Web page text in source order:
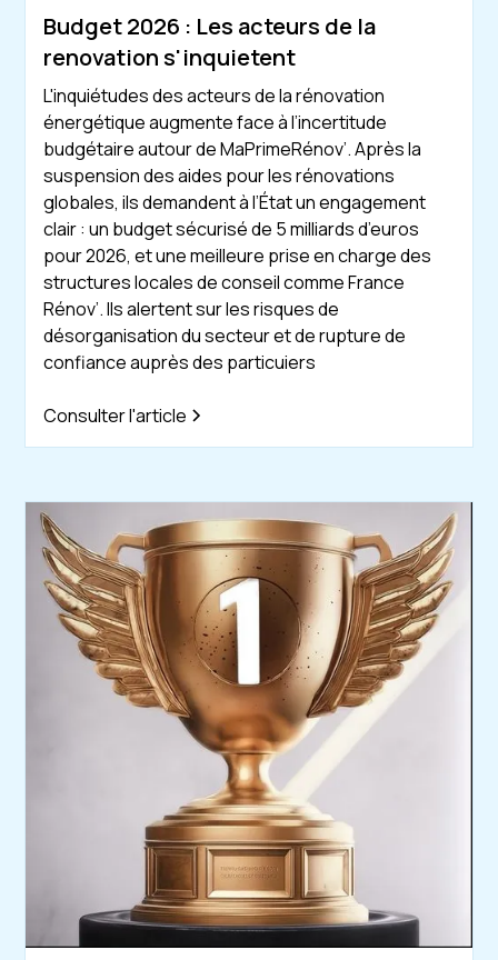
Budget 2026 : Les acteurs de la
renovation s'inquietent
L'inquiétudes des acteurs de la rénovation
énergétique augmente face à l’incertitude
budgétaire autour de MaPrimeRénov’. Après la
suspension des aides pour les rénovations
globales, ils demandent à l’État un engagement
clair : un budget sécurisé de 5 milliards d’euros
pour 2026, et une meilleure prise en charge des
structures locales de conseil comme France
Rénov’. Ils alertent sur les risques de
désorganisation du secteur et de rupture de
confiance auprès des particuiers
Consulter l'article